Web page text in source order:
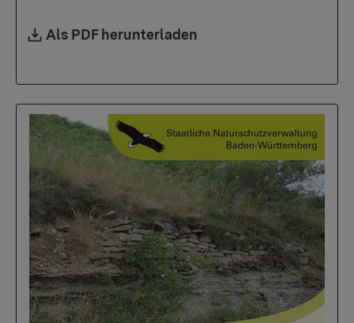
Downloadlink:
Als PDF herunterladen